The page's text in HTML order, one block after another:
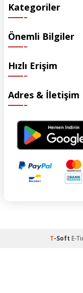
Kategoriler
Önemli Bilgiler
Hızlı Erişim
Adres & İletişim
T-Soft E-